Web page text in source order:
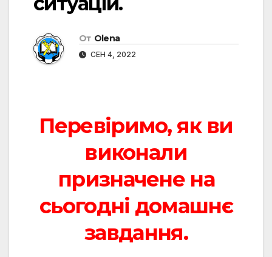
От Olena
СЕН 4, 2022
Перевіримо, як ви
виконали
призначене на
сьогодні домашнє
завдання.